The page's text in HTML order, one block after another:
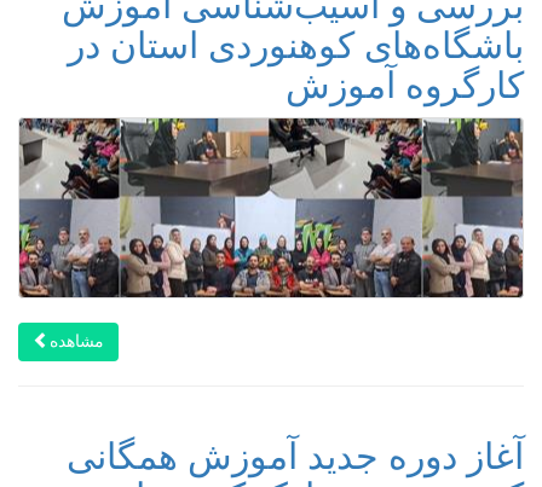
باشگاه‌های کوهنوردی استان در
کارگروه آموزش
مشاهده
آغاز دوره جدید آموزش همگانی